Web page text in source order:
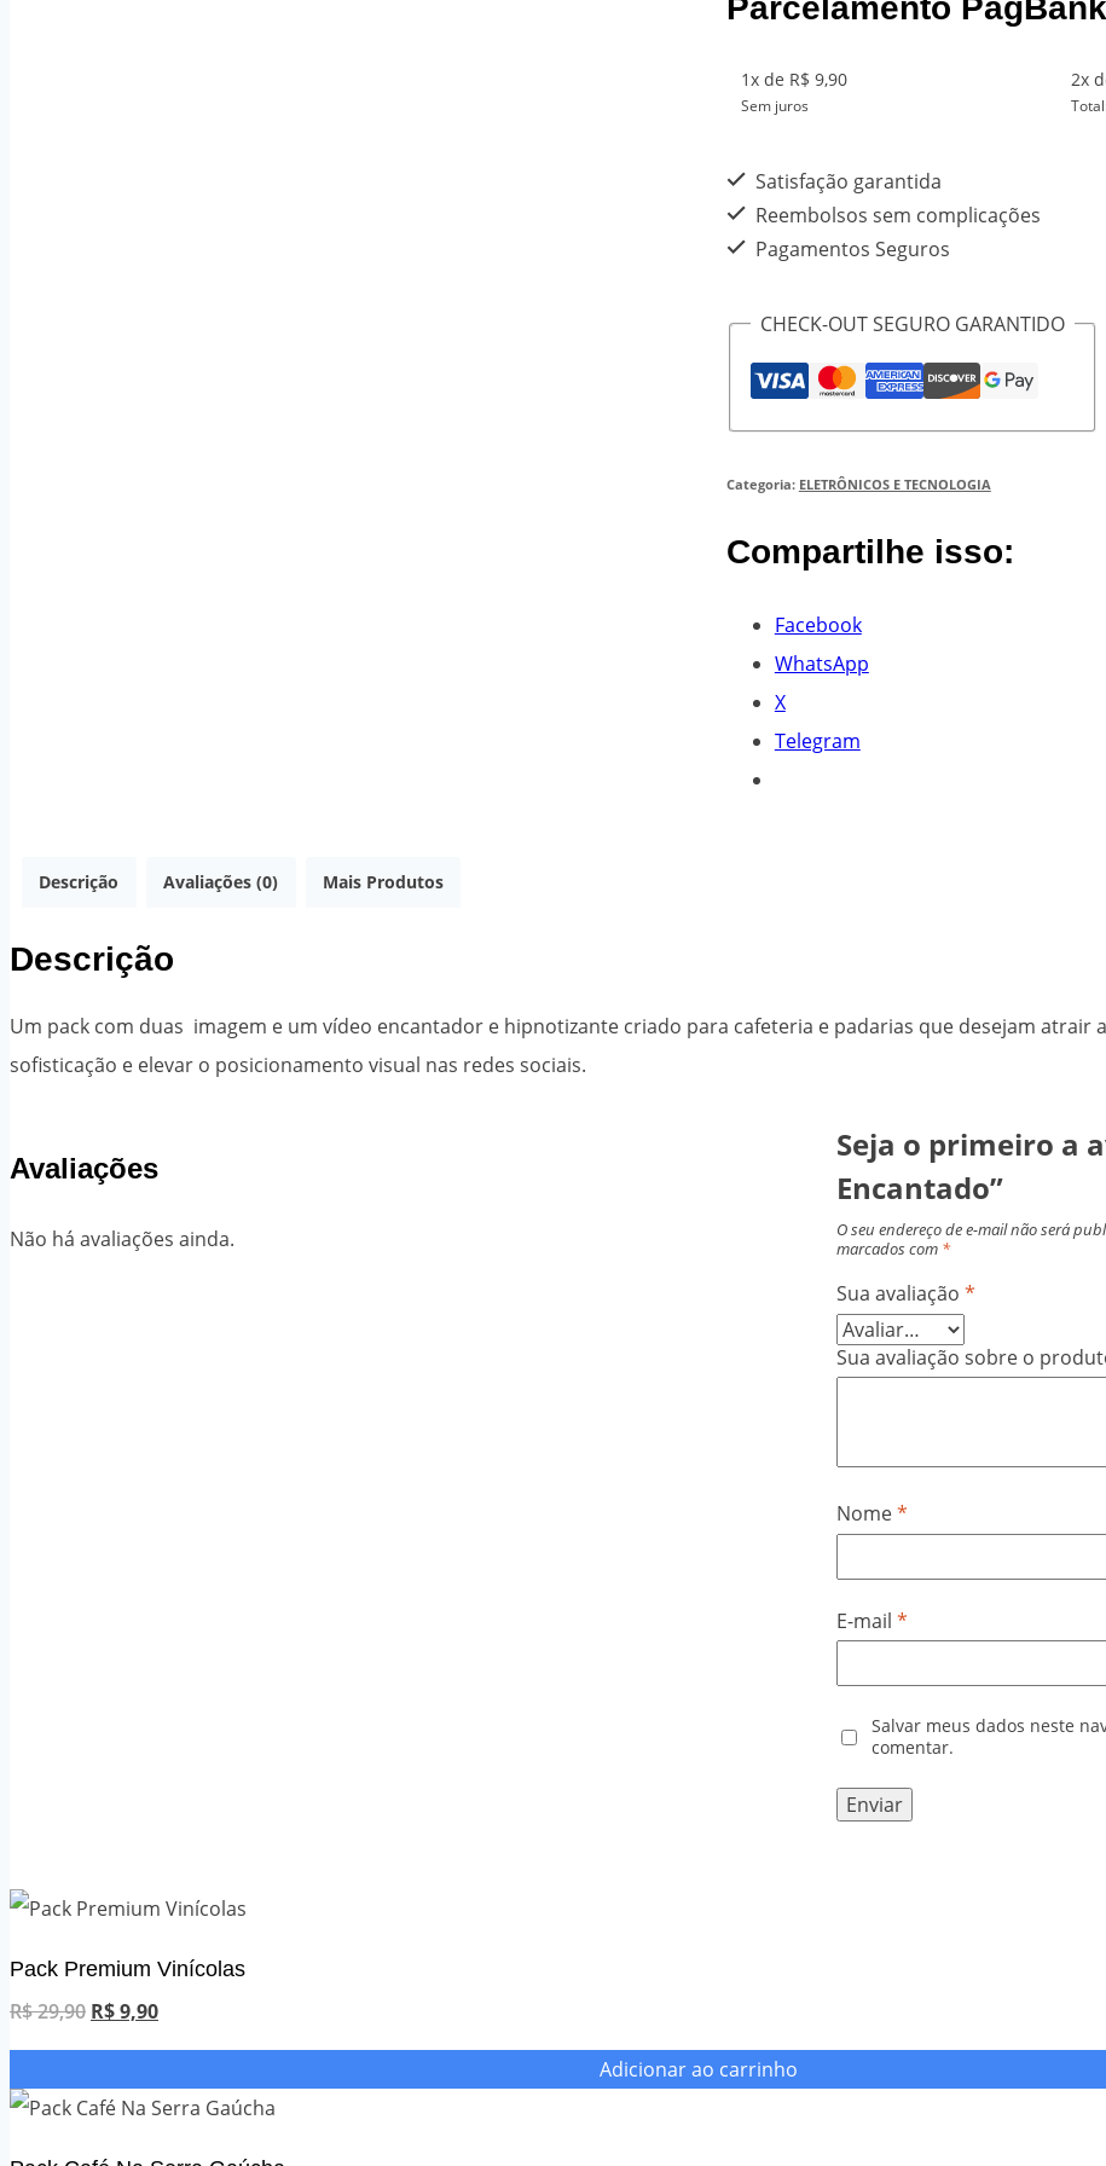
Parcelamento PagBank
1x de R$ 9,90
Sem juros
2x
Satisfação garantida
Reembolsos sem complicações
Pagamentos Seguros
CHECK-OUT SEGURO GARANTIDO
Categoria: ELETRÔNICOS E TECNOLOGIA
Compartilhe isso:
Facebook
WhatsApp
X
Telegram
Descrição Avaliações (0) Mais Produtos
Descrição
Um pack com duas imagem e um vídeo encantador e hipnotizante criado para cafeteria e padarias que desejam
sofisticação e elevar o posicionamento visual nas redes sociais.
Avaliações
Não há avaliações ainda.
Seja o primeiro a
Encantado”
O seu endereço de e-mail não será
marcados com *
Sua avaliação *
Sua avaliação sobre o
Nome*
E-mail *
Salvar meus dados neste
comentar.
Pack Premium Vinícolas
R$29,90 O
preço
original
R$9,90O
preço
atual
Adicionar ao carrinho